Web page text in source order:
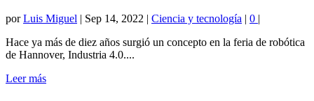
porLuis Miguel | Sep 14, 2022 | Ciencia y tecnología | 0 |
Hace ya más de diez años surgió un concepto en la feria de robótica
de Hannover, Industria 4.0....
Leer más